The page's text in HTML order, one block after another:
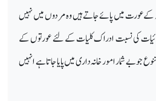
کے عورت میں پائے جاتے ہیں وہ مردوں میں نہیں
کی نسبت ادراک کلیات کے لئے عورتوں کے
جو بے شمار امور خانہ داری میں پایا جاتا ہے انہیں